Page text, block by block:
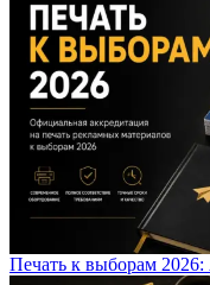
Печать к выборам